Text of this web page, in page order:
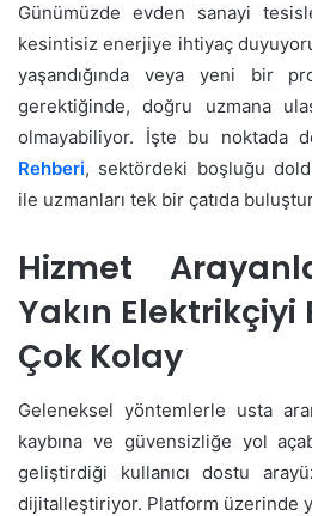
Günümüzde evden sanayi
kesintisiz enerjiye ihtiyaç
yaşandığında veya yeni bir
gerektiğinde, doğru uzmana
olmayabiliyor. İşte bu noktada
Rehberi, sektördeki boşluğu
ile uzmanları tek bir çatıda
Hizmet
Yakın Elektrikçiyi
Çok Kolay
Geleneksel yöntemlerle usta
kaybına ve güvensizliğe yol
geliştirdiği kullanıcı dostu
dijitalleştiriyor. Platform üzerinde